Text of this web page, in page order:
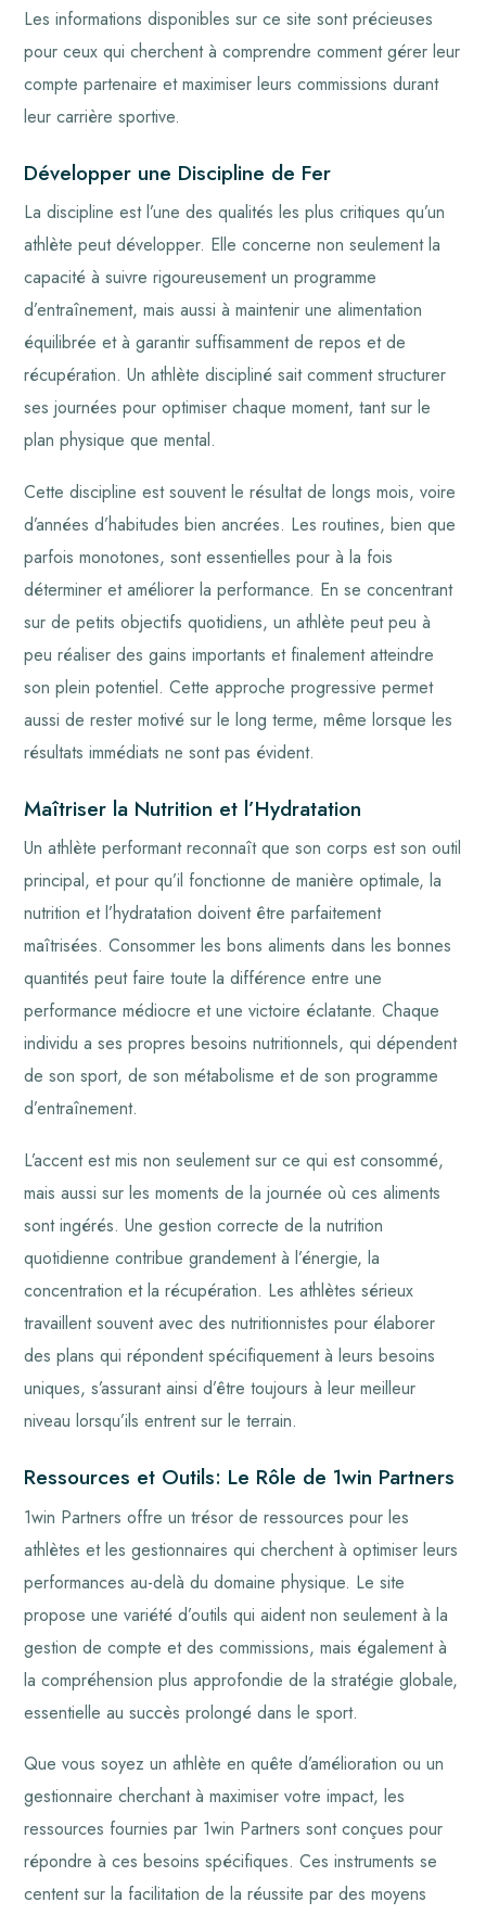
Les informations disponibles sur ce site sont précieuses
pour ceux qui cherchent à comprendre comment gérer leur
compte partenaire et maximiser leurs commissions durant
leur carrière sportive.
Développer une Discipline de Fer
La discipline est l’une des qualités les plus critiques qu’un
athlète peut développer. Elle concerne non seulement la
capacité à suivre rigoureusement un programme
d’entraînement, mais aussi à maintenir une alimentation
équilibrée et à garantir suffisamment de repos et de
récupération. Un athlète discipliné sait comment structurer
ses journées pour optimiser chaque moment, tant sur le
plan physique que mental.
Cette discipline est souvent le résultat de longs mois, voire
d’années d’habitudes bien ancrées. Les routines, bien que
parfois monotones, sont essentielles pour à la fois
déterminer et améliorer la performance. En se concentrant
sur de petits objectifs quotidiens, un athlète peut peu à
peu réaliser des gains importants et finalement atteindre
son plein potentiel. Cette approche progressive permet
aussi de rester motivé sur le long terme, même lorsque les
résultats immédiats ne sont pas évident.
Maîtriser la Nutrition et l’Hydratation
Un athlète performant reconnaît que son corps est son outil
principal, et pour qu’il fonctionne de manière optimale, la
nutrition et l’hydratation doivent être parfaitement
maîtrisées. Consommer les bons aliments dans les bonnes
quantités peut faire toute la différence entre une
performance médiocre et une victoire éclatante. Chaque
individu a ses propres besoins nutritionnels, qui dépendent
de son sport, de son métabolisme et de son programme
d’entraînement.
L’accent est mis non seulement sur ce qui est consommé,
mais aussi sur les moments de la journée où ces aliments
sont ingérés. Une gestion correcte de la nutrition
quotidienne contribue grandement à l’énergie, la
concentration et la récupération. Les athlètes sérieux
travaillent souvent avec des nutritionnistes pour élaborer
des plans qui répondent spécifiquement à leurs besoins
uniques, s’assurant ainsi d’être toujours à leur meilleur
niveau lorsqu’ils entrent sur le terrain.
Ressources et Outils: Le Rôle de 1win Partners
1win Partners offre un trésor de ressources pour les
athlètes et les gestionnaires qui cherchent à optimiser leurs
performances au-delà du domaine physique. Le site
propose une variété d’outils qui aident non seulement à la
gestion de compte et des commissions, mais également à
la compréhension plus approfondie de la stratégie globale,
essentielle au succès prolongé dans le sport.
Que vous soyez un athlète en quête d’amélioration ou un
gestionnaire cherchant à maximiser votre impact, les
ressources fournies par 1win Partners sont conçues pour
répondre à ces besoins spécifiques. Ces instruments se
centent sur la facilitation de la réussite par des moyens